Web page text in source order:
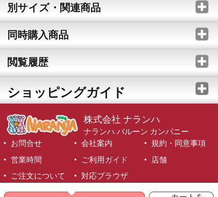
別サイズ・関連商品
同時購入商品
閲覧履歴
ショッピングガイド
株式会社 ナランハ
ナランハ バルーン カンパニー
お問合せ
会社案内
規約・同意事項
営業時間
ご利用ガイド
店舗
ご注文について
対応ブラウザ
©1999-2026 NARANJA Inc. All Rights Reserved.